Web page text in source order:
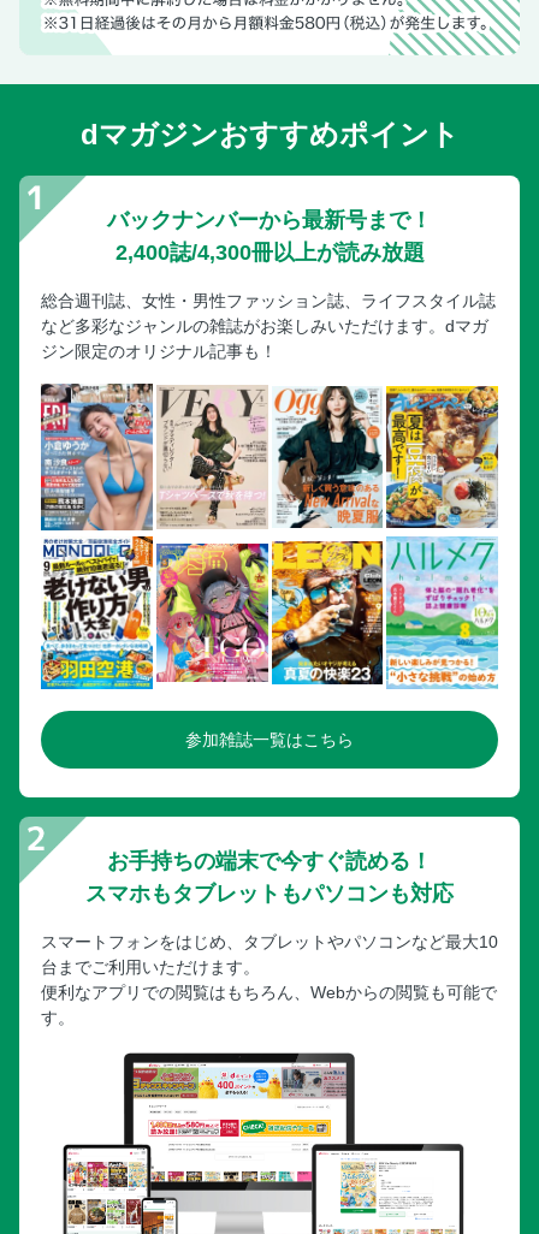
dマガジンおすすめポイント
バックナンバーから最新号まで！
2,400誌/4,300冊以上が読み放題
総合週刊誌、女性・男性ファッション誌、ライフスタイル誌
など多彩なジャンルの雑誌がお楽しみいただけます。dマガ
ジン限定のオリジナル記事も！
参加雑誌一覧はこちら
お手持ちの端末で今すぐ読める！
スマホもタブレットもパソコンも対応
スマートフォンをはじめ、タブレットやパソコンなど最大10
台までご利用いただけます。
便利なアプリでの閲覧はもちろん、Webからの閲覧も可能で
す。